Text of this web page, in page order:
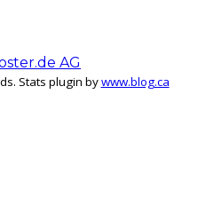
AG
Stats plugin bywww.blog.ca